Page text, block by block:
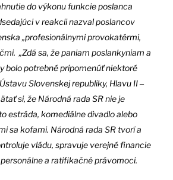
do výkonu funkcie poslanca
v reakcii nazval poslancov
„profesionálnymi provokatérmi,
„Zdá sa, že paniam poslankyniam a
bolo potrebné pripomenúť niektoré
Slovenskej republiky, Hlavu II‒
si, že Národná rada SR nie je
estráda, komediálne divadlo alebo
sa kofami. Národná rada SR tvorí a
vládu, spravuje verejné financie
a ratifikačné právomoci.